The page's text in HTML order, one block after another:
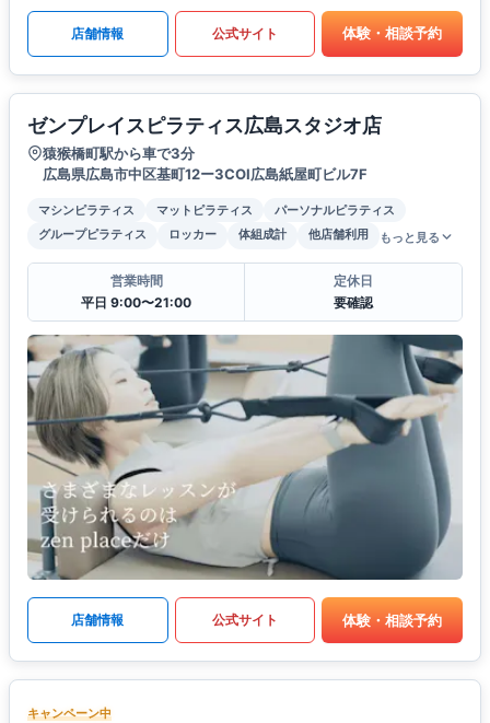
店舗情報 公式サイト 体験・相談予約
ゼンプレイスピラティス広島スタジオ店
猿猴橋町駅から車で3分
広島県広島市中区基町12ー3COI広島紙屋町ビル7F
マシンピラティス マットピラティス
パーソナルピラティス
グループピラティス
ロッカー 体組成計 他店舗利用 もっと見る
営業時間
平日 9:00〜21:00
定休日
要確認
店舗情報 公式サイト 体験・相談予約
キャンペーン中